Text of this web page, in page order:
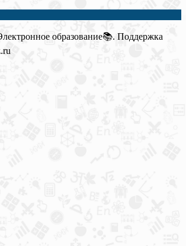
образование📚. Поддержка